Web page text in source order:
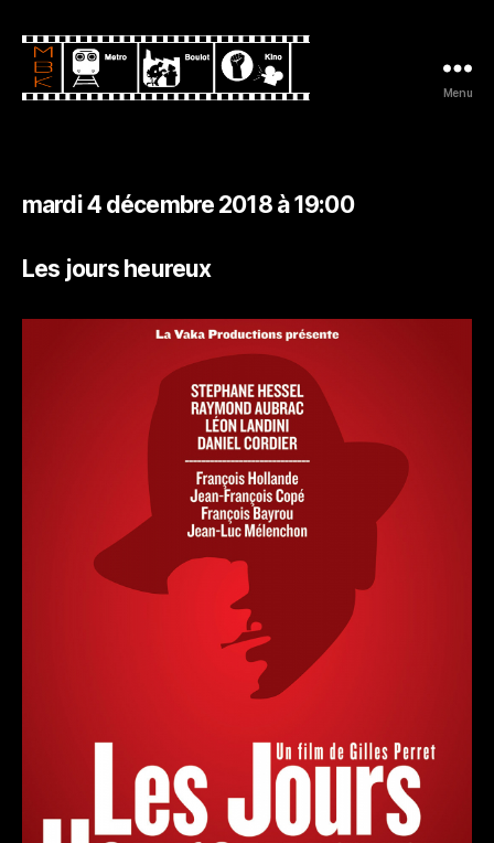
Menu
mardi 4 décembre 2018 à 19:00
Les jours heureux